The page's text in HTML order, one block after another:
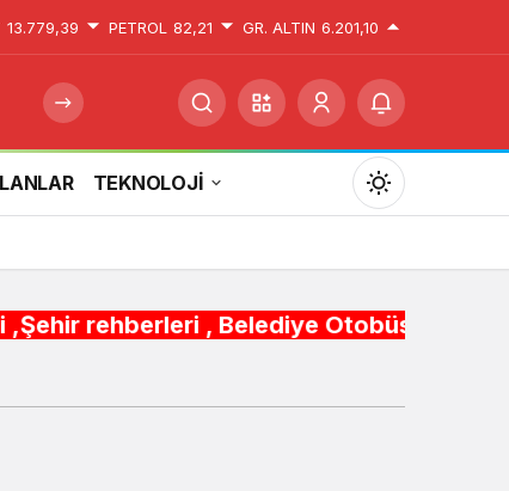
13.779,39 PETROL 82,21 GR. ALTIN 6.201,10
TEKNOLOJİ
Mod
değiştir
rehberleri , Belediye